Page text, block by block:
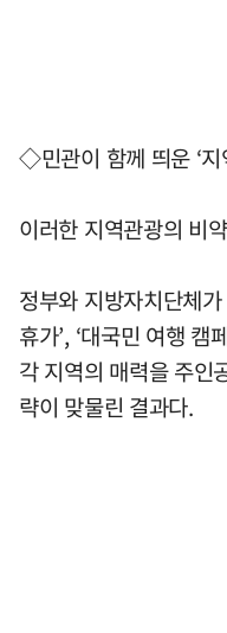
◇민관이 함께 띄운 ‘지
이러한 지역관광의 비
정부와 지방자치단체가
휴가’, ‘대국민 여행 캠
각 지역의 매력을 주인
략이 맞물린 결과다.